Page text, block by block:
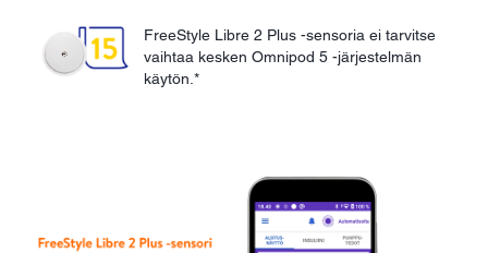
FreeStyle Libre 2 Plus -sensoria ei tarvitse
vaihtaa kesken Omnipod 5 -järjestelmän
käytön.*